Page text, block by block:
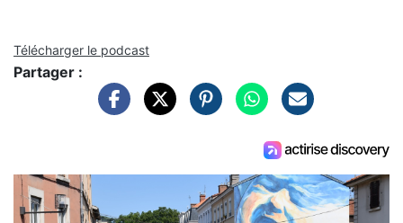
Télécharger le podcast
Partager :